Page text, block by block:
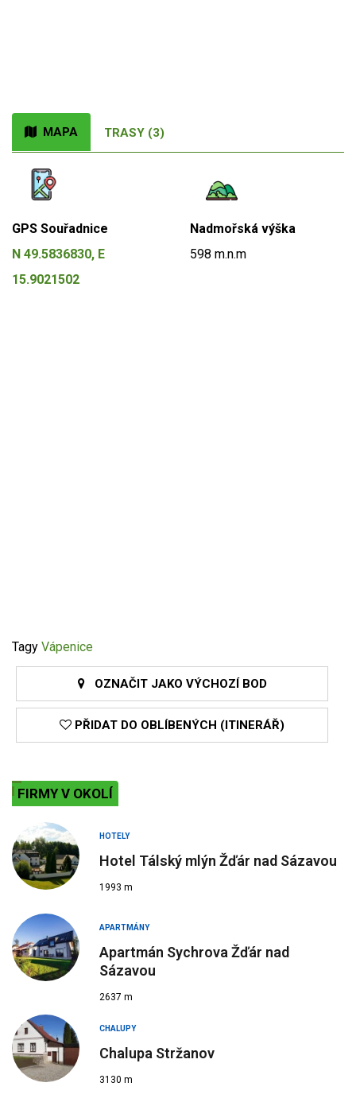
MAPA TRASY (3)
GPS Souřadnice
N 49.5836830, E
15.9021502
Nadmořská výška
598 m.n.m
Tagy Vápenice
OZNAČIT JAKO VÝCHOZÍ BOD
PŘIDAT DO OBLÍBENÝCH (ITINERÁŘ)
FIRMY V OKOLÍ
HOTELY
Hotel Tálský mlýn Žďár nad Sázavou
1993 m
APARTMÁNY
Apartmán Sychrova Žďár nad
Sázavou
2637 m
CHALUPY
Chalupa Stržanov
3130 m